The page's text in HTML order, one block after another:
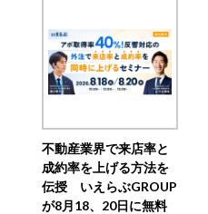
不動産業界で来店率と
成約率を上げる方法を
伝授 いえらぶGROUP
が8月18、20日に無料